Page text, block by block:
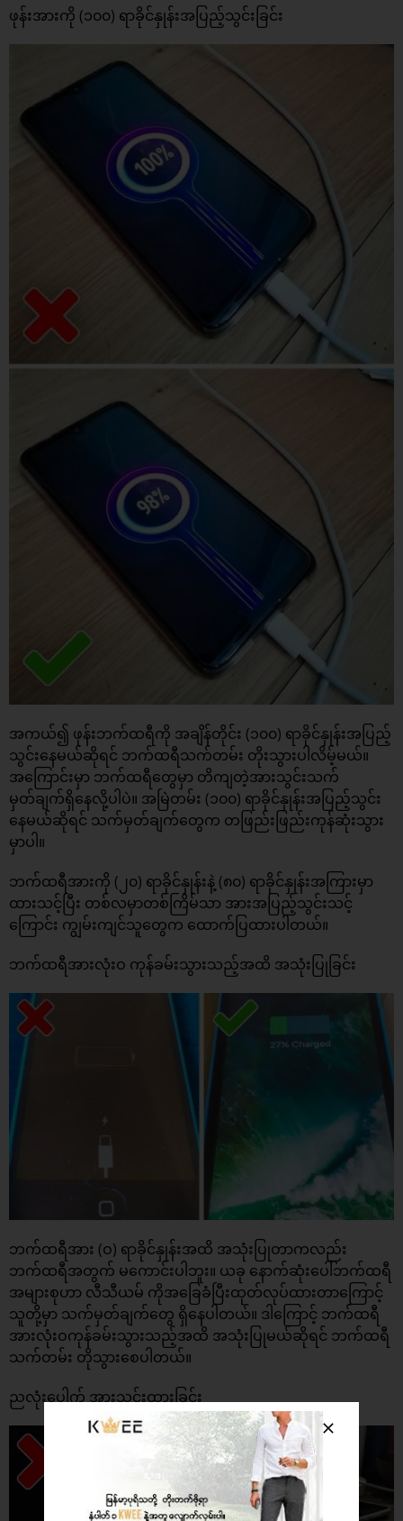
ဖုန်းအားကို (၁၀၀) ရာခိုင်နှုန်းအပြည့်သွင်းခြင်း
အကယ်၍ ဖုန်းဘက်ထရီကို အချိန်တိုင်း (၁၀၀) ရာခိုင်နှုန်းအပြည့်
သွင်းနေမယ်ဆိုရင် ဘက်ထရီသက်တမ်း တိုးသွားပါလိမ့်မယ်။
အကြောင်းမှာ ဘက်ထရီတွေမှာ တိကျတဲ့အားသွင်းသက်
မှတ်ချက်ရှိနေလို့ပါပဲ။ အမြဲတမ်း (၁၀၀) ရာခိုင်နှုန်းအပြည့်သွင်း
နေမယ်ဆိုရင် သက်မှတ်ချက်တွေက တဖြည်းဖြည်းကုန်ဆုံးသွား
မှာပါ။
ဘက်ထရီအားကို (၂၀) ရာခိုင်နှုန်းနဲ့ (၈၀) ရာခိုင်နှုန်းအကြားမှာ
ထားသင့်ပြီး တစ်လမှာတစ်ကြိမ်သာ အားအပြည့်သွင်းသင့်
ကြောင်း ကျွမ်းကျင်သူတွေက ထောက်ပြထားပါတယ်။
ဘက်ထရီအားလုံးဝ ကုန်ခမ်းသွားသည့်အထိ အသုံးပြုခြင်း
ဘက်ထရီအား (ဝ) ရာခိုင်နှုန်းအထိ အသုံးပြုတာကလည်း
ဘက်ထရီအတွက် မကောင်းပါဘူး။ ယခု နောက်ဆုံးပေါ်ဘက်ထရီ
အများစုဟာ လီသီယမ် ကိုအခြေခံပြီးထုတ်လုပ်ထားတာကြောင့်
သူတို့မှာ သက်မှတ်ချက်တွေ ရှိနေပါတယ်။ ဒါကြောင့် ဘက်ထရီ
အားလုံးဝကုန်ခမ်းသွားသည့်အထိ အသုံးပြုမယ်ဆိုရင် ဘက်ထရီ
သက်တမ်း တိုသွားစေပါတယ်။
ညလုံးပေါက် အားသွင်းထားခြင်း